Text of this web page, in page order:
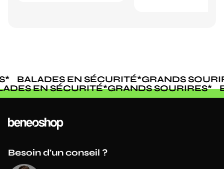
BALADES EN SÉCURITÉ*GRANDS
EN SÉCURITÉ*GRANDS SOURIRES
Besoin d'un conseil ?